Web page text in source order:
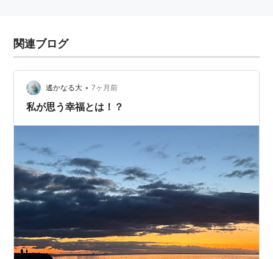
関連ブログ
遙かなる大 • 7ヶ月前
私が思う幸福とは！？